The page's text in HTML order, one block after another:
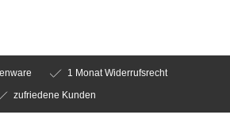
1 Monat Widerrufsrecht
zufriedene Kunden